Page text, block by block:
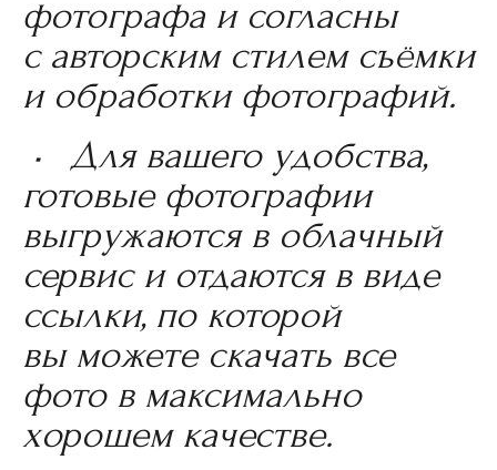
фотографа и согласны
с авторским стилем съёмки
и обработки фотографий.
• Для вашего удобства,
готовые фотографии
выгружаются в облачный
сервис и отдаются в виде
ссылки, по которой
вы можете скачать все
фото в максимально
хорошем качестве.